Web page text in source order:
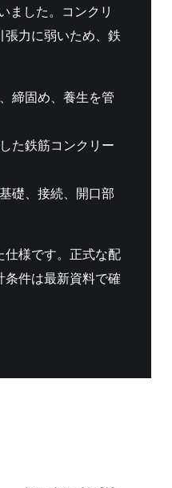
ました。コンクリ
張力に弱いため、鉄
締固め、養生を管
た鉄筋コンクリー
礎、接続、開口部
仕様です。正式な配
件は最新資料で確